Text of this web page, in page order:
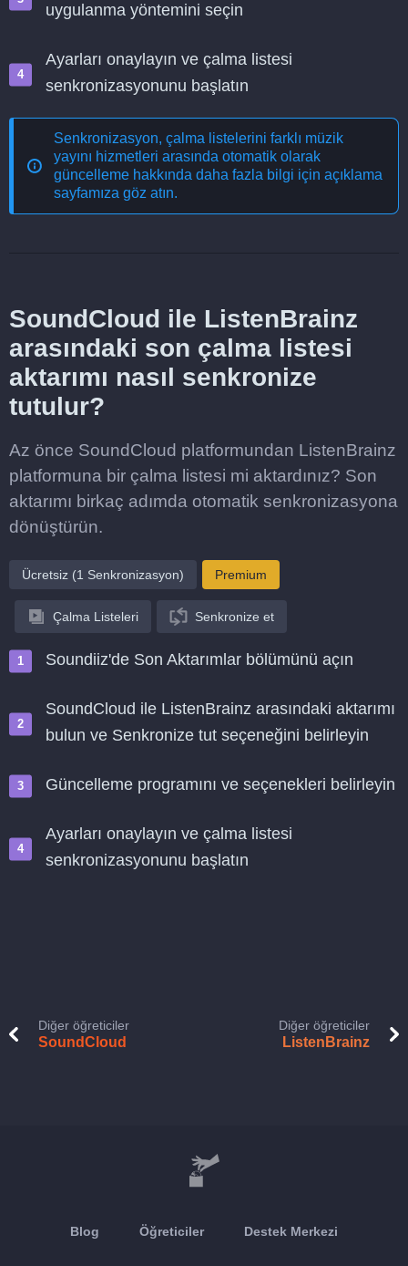
uygulanma yöntemini seçin
Ayarları onaylayın ve çalma listesi
senkronizasyonunu başlatın
Senkronizasyon, çalma listelerini farklı müzik
yayını hizmetleri arasında otomatik olarak
güncelleme hakkında daha fazla bilgi için açıklama
sayfamıza göz atın.
SoundCloud ile ListenBrainz
arasındaki son çalma listesi
aktarımı nasıl senkronize
tutulur?
Az önce SoundCloud platformundan ListenBrainz
platformuna bir çalma listesi mi aktardınız? Son
aktarımı birkaç adımda otomatik senkronizasyona
dönüştürün.
Ücretsiz (1 Senkronizasyon) Premium
Çalma Listeleri Senkronize et
Soundiiz'de Son Aktarımlar bölümünü açın
SoundCloud ile ListenBrainz arasındaki aktarımı
bulun ve Senkronize tut seçeneğini belirleyin
Güncelleme programını ve seçenekleri belirleyin
Ayarları onaylayın ve çalma listesi
senkronizasyonunu başlatın
Diğer öğreticiler
SoundCloud
Diğer öğreticiler
ListenBrainz
Blog Öğreticiler Destek Merkezi